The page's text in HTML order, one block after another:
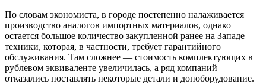
По словам экономиста, в городе постепенно налаживается
производство аналогов импортных материалов, однако
остается большое количество закупленной ранее на Западе
техники, которая, в частности, требует гарантийного
обслуживания. Там сложнее — стоимость комплектующих в
рублевом эквиваленте увеличилась, а ряд компаний
отказались поставлять некоторые детали и допоборудование.